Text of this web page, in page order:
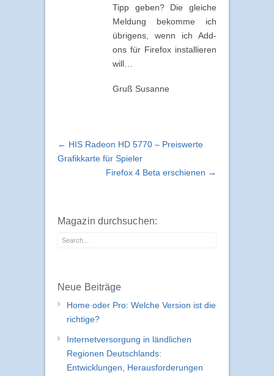
Tipp geben? Die gleiche
Meldung bekomme ich
übrigens, wenn ich Add-
ons für Firefox installieren
will…
Gruß Susanne
← HIS Radeon HD 5770 – Preiswerte
Grafikkarte für Spieler
Firefox 4 Beta erschienen →
Magazin durchsuchen:
Neue Beiträge
Home oder Pro: Welche Version ist die
richtige?
Internetversorgung in ländlichen
Regionen Deutschlands:
Entwicklungen, Herausforderungen